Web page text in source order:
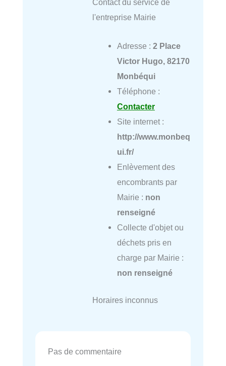
Contact du service de
l'entreprise Mairie
Adresse : 2 Place
Victor Hugo, 82170
Monbéqui
Téléphone :
Contacter
Site internet :
http://www.monbeq
ui.fr/
Enlèvement des
encombrants par
Mairie : non
renseigné
Collecte d'objet ou
déchets pris en
charge par Mairie :
non renseigné
Horaires inconnus
Pas de commentaire